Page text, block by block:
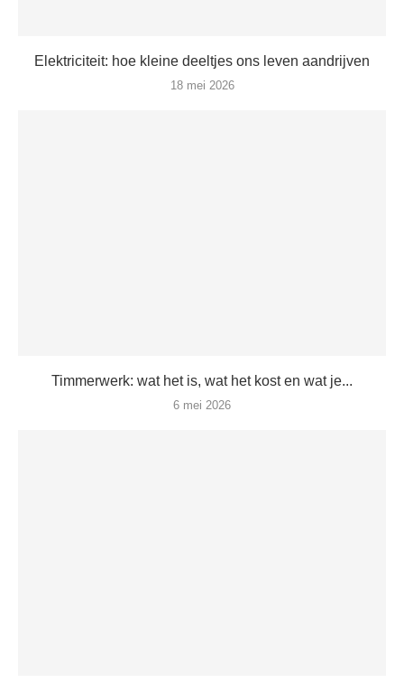
Elektriciteit: hoe kleine deeltjes ons leven aandrijven
18 mei 2026
Timmerwerk: wat het is, wat het kost en wat je...
6 mei 2026